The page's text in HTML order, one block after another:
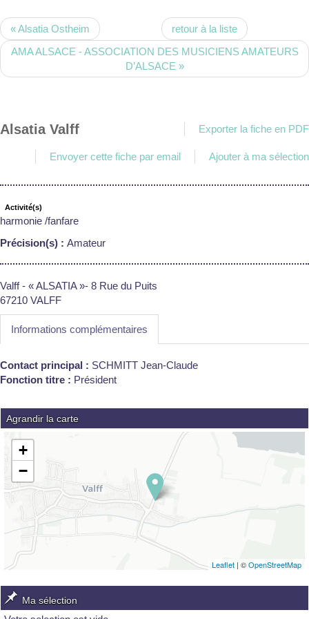
« Alsatia Ostheim
retour à la liste
AMA ALSACE - ASSOCIATION DES MUSICIENS AMATEURS
D’ALSACE »
Alsatia Valff Exporter la fiche en PDF
Ajouter à ma sélection
Envoyer cette fiche par email
Activité(s)
harmonie /fanfare
Précision(s) : Amateur
Valff - « ALSATIA »- 8 Rue du Puits
67210 VALFF
Informations complémentaires
Contact principal : SCHMITT Jean-Claude
Fonction titre : Président
Agrandir la carte
+
−
Leaflet | ©OpenStreetMap
Ma sélection